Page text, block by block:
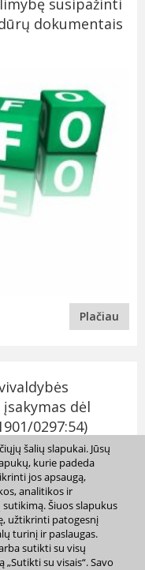
susipažinti
dokumentais
Plačiau
dėl
0297:54)
projekto
šalių slapukai. Jūsų
kurie padeda
jos apsaugą,
analitikos ir
Šiuos slapukus
užtikrinti patogesnį
turinį ir paslaugas.
sutikti su visų
su visais“. Savo